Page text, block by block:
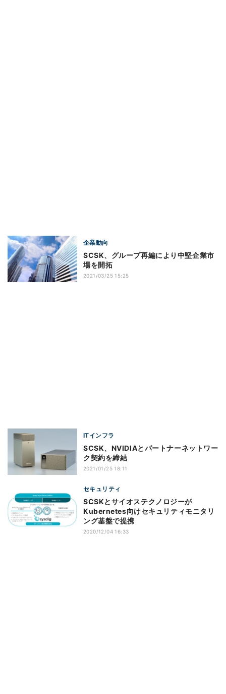
企業動向
SCSK、グループ再編により中堅企業市
場を開拓
2021/03/25 15:25
ITインフラ
SCSK、NVIDIAとパートナーネットワー
ク契約を締結
2021/01/25 18:11
セキュリティ
SCSKとサイオステクノロジーが
Kubernetes向けセキュリティモニタリ
ング基盤で提携
2020/12/04 16:33